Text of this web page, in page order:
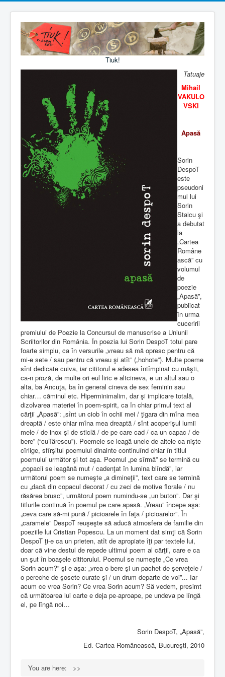
Tiuk!
Tatuaje
Mihail
VAKULO
VSKI
Apasă
Sorin
DespoT
este
pseudoni
mul lui
Sorin
Staicu şi
a debutat
la
„Cartea
Române
ască” cu
volumul
de
poezie
„Apasă”,
publicat
în urma
cuceririi
premiului de Poezie la Concursul de manuscrise a Uniunii
Scriitorilor din România. În poezia lui Sorin DespoT totul pare
foarte simplu, ca în versurile „vreau să mă opresc pentru că
mi-e sete / sau pentru că vreau şi atît” („hohote”). Multe poeme
sînt dedicate cuiva, iar cititorul e adesea întîmpinat cu măşti,
ca-n proză, de multe ori eul liric e altcineva, e un altul sau o
alta, ba Ancuţa, ba în general cineva de sex feminin sau
chiar… căminul etc. Hiperminimalim, dar şi implicare totală,
dizolvarea materiei în poem-spirit, ca în chiar primul text al
cărţii „Apasă”: „sînt un ciob în ochii mei / ţigara din mîna mea
dreaptă / este chiar mîna mea dreaptă / sînt acoperişul lumii
mele / de inox şi de sticlă / de pe care cad / ca un capac / de
bere” (“cuTărescu”). Poemele se leagă unele de altele ca nişte
cîrlige, sfîrşitul poemului dinainte continuînd chiar în titlul
poemului următor şi tot aşa. Poemul „pe sîrmă” se termină cu
„copacii se leagănă mut / cadenţat în lumina blîndă”, iar
următorul poem se numeşte „a dimineţii”, text care se termină
cu „dacă din copacul decorat / cu zeci de motive florale / nu
răsărea brusc”, următorul poem numindu-se „un buton”. Dar şi
titlurile continuă în poemul pe care apasă. „Vreau” începe aşa:
„ceva care să-mi pună / picioarele în faţa / picioarelor”. În
„caramele” DespoT reuşeşte să aducă atmosfera de familie din
poeziile lui Cristian Popescu. La un moment dat simţi că Sorin
DespoT ţi-e ca un prieten, atît de apropiate îţi par textele lui,
doar că vine destul de repede ultimul poem al cărţii, care e ca
un şut în boaşele cititorului. Poemul se numeşte „Ce vrea
Sorin acum?” şi e aşa: „vrea o bere şi un pachet de şerveţele /
o pereche de şosete curate şi / un drum departe de voi”... Iar
acum ce vrea Sorin? Ce vrea Sorin acum? Să vedem, presimt
că următoarea lui carte e deja pe-aproape, pe undeva pe lîngă
el, pe lîngă noi…
Sorin DespoT, „Apasă”,
Ed. Cartea Românească, Bucureşti, 2010
You are here: >>